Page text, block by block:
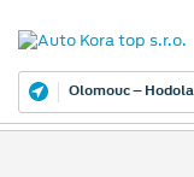
Olomouc –